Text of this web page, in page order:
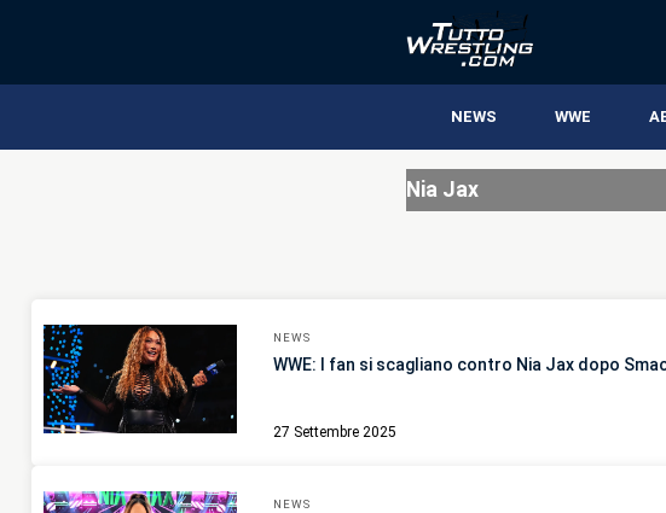
NEWS WWE
Nia Jax
NEWS
WWE: I fan si scagliano contro Nia Jax dopo
27 Settembre 2025
NEWS